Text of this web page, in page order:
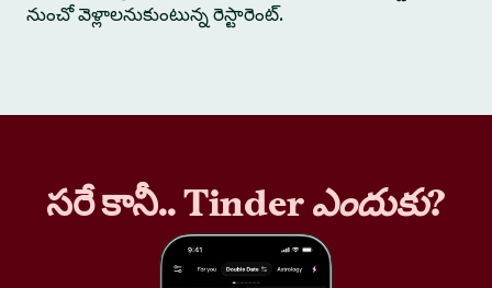
నుంచో వెళ్లాలనుకుంటున్న రెస్టారెంట్.
సరే కానీ.. Tinderఎందుకు?